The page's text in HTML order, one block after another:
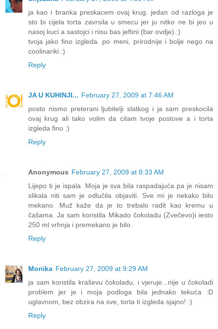
ja kao i branka preskacem ovaj krug. jedan od razloga je
sto bi cijela torta zavrsila u smecu jer ju nitko ne bi jeo u
nasoj kuci a sastojci i nisu bas jeftini (bar ovdje).:)
tvoja jako fino izgleda. po meni, prirodnije i bolje nego na
coolinariki.:)
Reply
JA U KUHINJI... February 27, 2009 at 7:46 AM
posto nismo preterani ljubitelji slatkog i ja sam preskocila
ovaj krug ali tako volim da citam tvoje postove a i torta
izgleda fino :)
Reply
Anonymous February 27, 2009 at 8:33 AM
Lijepo ti je ispala. Moja je sva bila raspadajuća pa je nisam
slikala niti sam je odlučila objaviti. Sve mi je nekako bilo
mekano. Muž kaže da je to trebalo radit kao kremu u
čašama. Ja sam koristila Mikado čokoladu (Zvečevo)i iesto
250 ml vrhnja i premekano je bilo.
Reply
Monika February 27, 2009 at 9:29 AM
ja sam koristila kraševu čokoladu, i vjeruje...nije u čokoladi
problem jer je i moja podloga bila jednako tekuća :D
uglavnom, bez obzira na sve, torta ti izgleda sjajno! :)
Reply